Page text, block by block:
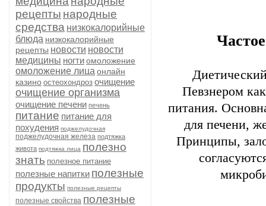
рецепты народные
средства низкокалорийные
блюда низкокалорийные
рецепты новости новости
медицины ногтиомоложение
омоложение лица онлайн
казино остеохондроз очищение
очищение организма
очищение печени печень
питание питание для
похудения поджелудочная
поджелудочная железа подтяжка
живота подтяжка лица полезно
знать полезное питание
полезные напитки полезные
продукты полезные рецепты
полезные свойства полезные
Певзнером
питания.
для печени,
Принципы,